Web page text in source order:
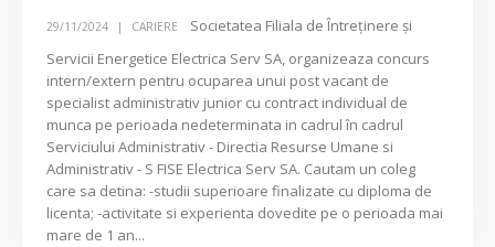
29/11/2024 CARIERE
Societatea Filiala de Întreţinere şi
Servicii Energetice Electrica Serv SA, organizeaza concurs
intern/extern pentru ocuparea unui post vacant de
specialist administrativ junior cu contract individual de
munca pe perioada nedeterminata in cadrul în cadrul
Serviciului Administrativ - Directia Resurse Umane si
Administrativ - S FISE Electrica Serv SA. Cautam un coleg
care sa detina: -studii superioare finalizate cu diploma de
licenta; -activitate si experienta dovedite pe o perioada mai
mare de 1 an...